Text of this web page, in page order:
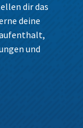
&
im Wandel
dir das
deine
und